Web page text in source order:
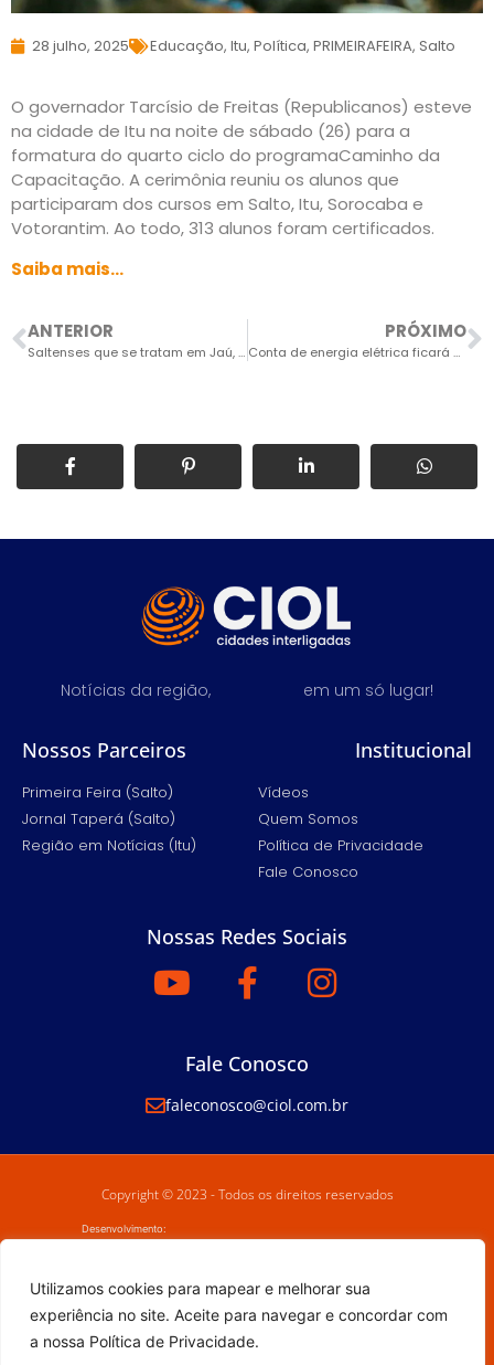
Utilizamos cookies para mapear e melhorar sua
experiência no site. Aceite para navegar e concordar com
a nossa Política de Privacidade.
28 julho, 2025 Educação, Itu, Política, PRIMEIRAFEIRA, Salto
O governador Tarcísio de Freitas (Republicanos) esteve
na cidade de Itu na noite de sábado (26) para a
formatura do quarto ciclo do programaCaminho da
Capacitação. A cerimônia reuniu os alunos que
participaram dos cursos em Salto, Itu, Sorocaba e
Votorantim. Ao todo, 313 alunos foram certificados.
Saiba mais…
ANTERIOR
Saltenses que se tratam em Jaú, em breve, serão atendidos em Itu
PRÓXIMO
Conta de energia elétrica ficará mais cara em agosto
Notícias da região, em um só lugar!
Nossos Parceiros
Primeira Feira (Salto)
Jornal Taperá (Salto)
Região em Notícias (Itu)
Institucional
Vídeos
Quem Somos
Política de Privacidade
Fale Conosco
Nossas Redes Sociais
Fale Conosco
faleconosco@ciol.com.br
Copyright © 2023 - Todos os direitos reservados
Desenvolvimento: